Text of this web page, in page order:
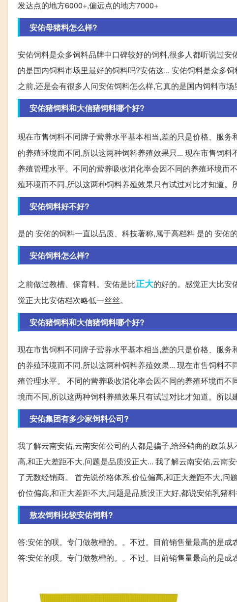
发达点的地方6000+,偏远点的地方7000+
安佑母猪料怎么样?
安佑饲料是众多饲料品牌中口碑较好的饲料,很多人都听说过
的是国内饲料市场里最好的饲料吗?安佑这... 安佑饲料是众多
之前,还是会有很多人问安佑饲料怎么样,它真的是国内饲料市场
安佑猪饲料和大信猪饲料哪个好?
现在市售饲料不同牌子营养水平基本相当,差的只是价格、服
的养殖环境而不同,所以这两种饲料养殖效果只... 现在市售饲
养殖管理水平。不同的营养吸收消化率会因不同的养殖环境而
殖环境而不同,所以这两种饲料养殖效果只有试过对比才知道。
安佑饲料好不好?
是的 安佑的饲料一直以品质、科技著称,属于高档料 是的 安佑
安佑饲料怎么样?
之前做过教槽、保育料。安佑是比正大的好的。感觉正大比安
觉正大比安佑档次略低一丝丝。
安佑猪饲料和大信猪饲料哪个好?
现在市售饲料不同牌子营养水平基本相当,差的只是价格、服
的养殖环境而不同,所以这两种饲料养殖效果... 现在市售饲料
殖管理水平。 不同的营养吸收消化率会因不同的养殖环境而
境而不同,所以这两种饲料养殖效果只有试过对比才知道。所以
安佑集团有多少家饲料公司?
我了解云南安佑,云南安佑公司的人都是骗子,给经销商的政策
高,和正大差距不大,问题是品质没正大... 我了解云南安佑,云南
了无数经销商。 首先说价格体系,价位偏高,和正大差距不大,问
价位偏高,和正大差距不大,问题是品质没正大好,都说安佑乳猪
敖农饲料比较安佑饲料?
答:安佑的呗。专门做教槽的。。不过。目前销售量最高的是成
答:安佑的呗。专门做教槽的。。不过。目前销售量最高的是成